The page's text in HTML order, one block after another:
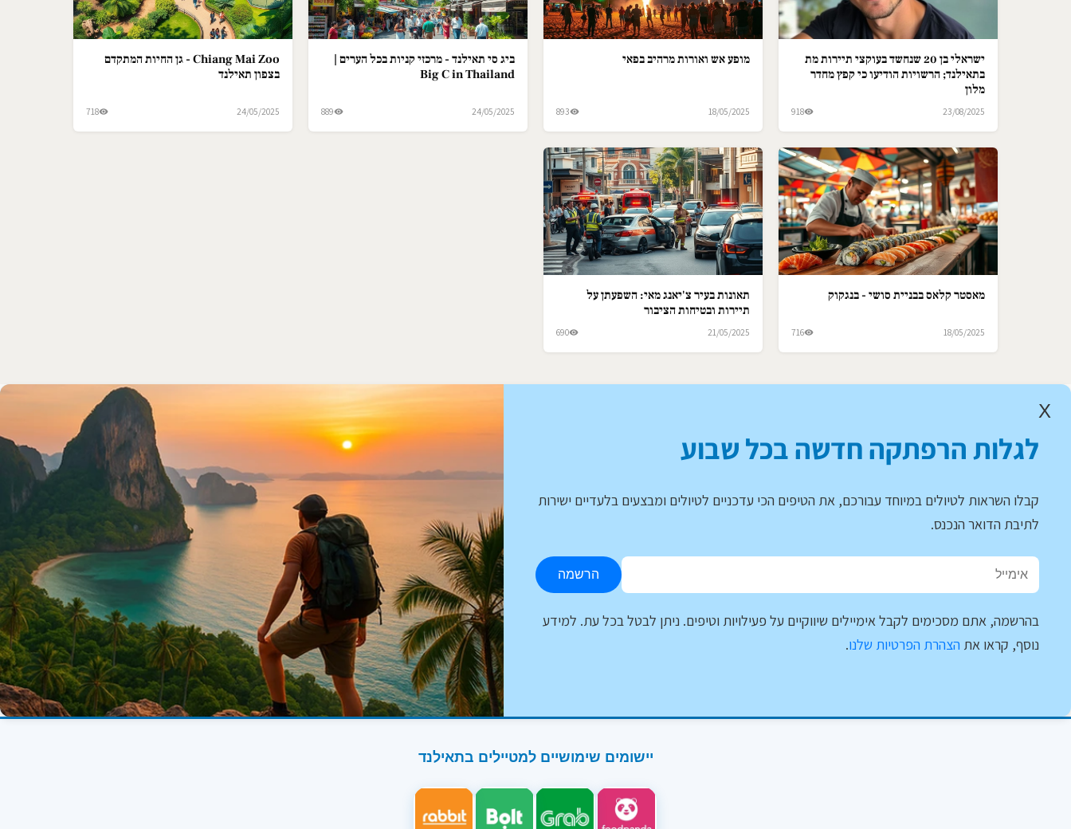
ישראלי בן 20 שנחשד בעוקצי תיירות מת
בתאילנד; הרשויות הודיעו כי קפץ מחדר
מלון
23/08/2025
918
מופע אש ואורות מרהיב בפאי
18/05/2025
893
ביג סי תאילנד - מרכזי קניות בכל הערים |
Big C in Thailand
24/05/2025
889
Chiang Mai Zoo - גן החיות המתקדם
בצפון תאילנד
24/05/2025
718
מאסטר קלאס בבניית סושי - בנגקוק
18/05/2025
716
תאונות בעיר צ'יאנג מאי: השפעתן על
תיירות ובטיחות הציבור
21/05/2025
690
X
לגלות הרפתקה חדשה בכל שבוע
קבלו השראות לטיולים במיוחד עבורכם, את הטיפים הכי עדכניים לטיולים ומבצעים בלעדיים ישירות
לתיבת הדואר הנכנס.
הרשמה
בהרשמה, אתם מסכימים לקבל אימיילים שיווקיים על פעילויות וטיפים. ניתן לבטל בכל עת. למידע
נוסף, קראו את הצהרת הפרטיות שלנו.
יישומים שימושיים למטיילים בתאילנד